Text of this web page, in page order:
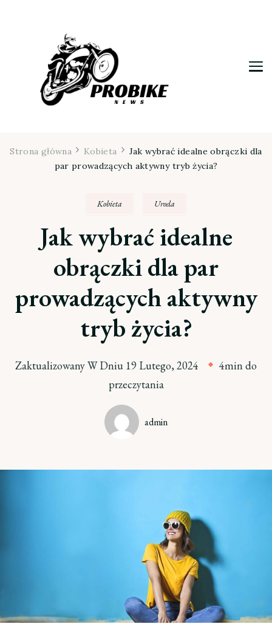
Strona główna Kobieta
Jak wybrać idealne obrączki dla
par prowadzących aktywny tryb życia?
Kobieta Uroda
Jak wybrać idealne
obrączki dla par
prowadzących aktywny
tryb życia?
Zaktualizowany W Dniu 19 Lutego, 2024
4min do
przeczytania
admin